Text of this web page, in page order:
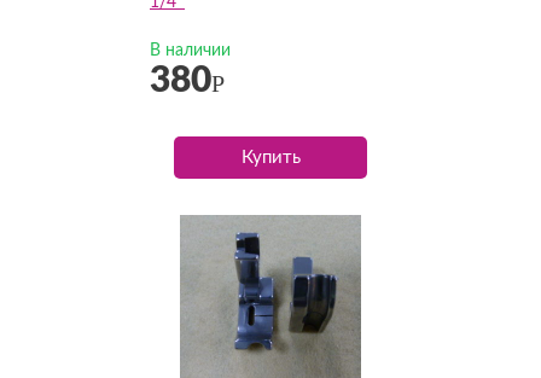
В наличии
380Р
Купить